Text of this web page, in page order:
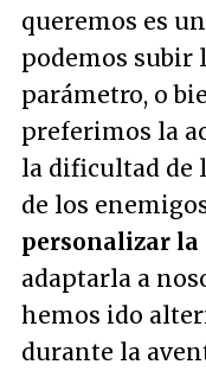
queremos es
podemos subir
parámetro, o
preferimos la
la dificultad de
de los
personalizar la
adaptarla a
hemos ido
durante la